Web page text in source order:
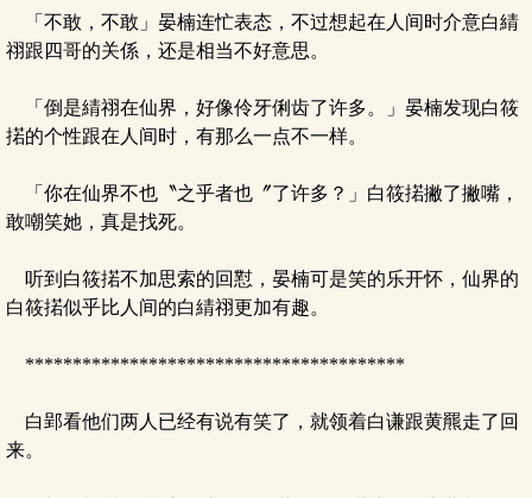
「不敢，不敢」晏楠连忙表态，不过想起在人间时介意白綪
祤跟四哥的关係，还是相当不好意思。
「倒是綪祤在仙界，好像伶牙俐齿了许多。」晏楠发现白筱
掿的个性跟在人间时，有那么一点不一样。
「你在仙界不也〝之乎者也〞了许多？」白筱掿撇了撇嘴，
敢嘲笑她，真是找死。
听到白筱掿不加思索的回懟，晏楠可是笑的乐开怀，仙界的
白筱掿似乎比人间的白綪祤更加有趣。
****************************************
白郢看他们两人已经有说有笑了，就领着白谦跟黄羆走了回
来。